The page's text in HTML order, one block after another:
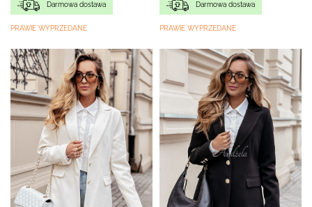
Darmowa dostawa
PRAWIE WYPRZEDANE
Darmowa dostawa
PRAWIE WYPRZEDANE